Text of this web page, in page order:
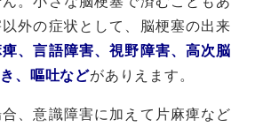
外の症状として、脳梗塞の出来
痺、言語障害、視野障害、高次脳
、嘔吐などがありえます。
、意識障害に加えて片麻痺など